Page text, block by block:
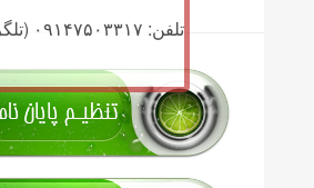
تلفن: ۰۹۱۴۷۵۰۳۳۱۷ (تلگرام یا تماس)